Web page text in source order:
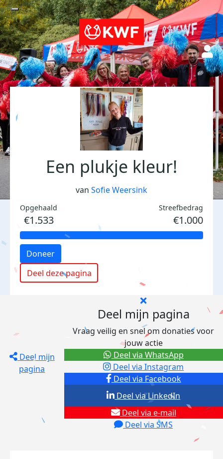
Een plukje kleur!
van Sofie Weersink
Opgehaald
€1.533
Streefbedrag
€1.000
Doneer
Deel deze pagina
Deel mijn
pagina
Deel mijn pagina
Vraag veilig en snel om donaties voor
jouw actie
Deel via Facebook
Deel via Instagram
Deel via e-mail
Deel via SMS
Deel via LinkedIn
Deel via WhatsApp